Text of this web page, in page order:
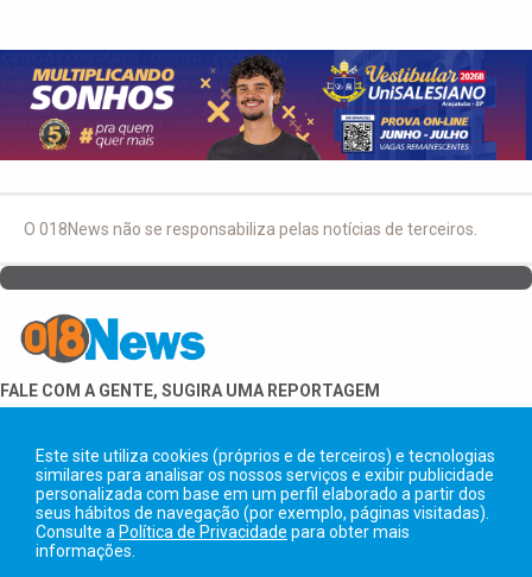
O 018News não se responsabiliza pelas notícias de terceiros.
Este site utiliza cookies (próprios e de terceiros) e tecnologias
similares para analisar os nossos serviços e exibir publicidade
personalizada com base em um perfil elaborado a partir dos
seus hábitos de navegação (por exemplo, páginas visitadas).
Consulte a Política de Privacidade para obter mais
informações.
FALE COM A GENTE, SUGIRA UMA REPORTAGEM